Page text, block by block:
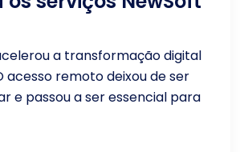
a transformação digital
acesso remoto deixou de ser
e passou a ser essencial para